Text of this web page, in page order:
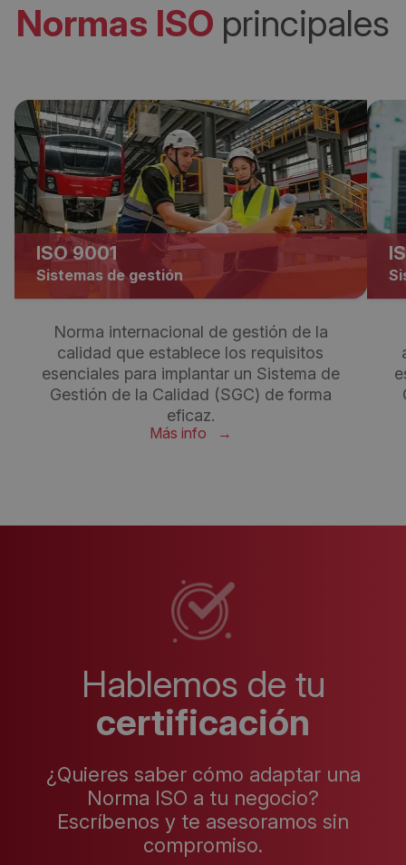
Normas ISO principales
ISO 9001
Sistemas de gestión
Norma internacional de gestión de la
calidad que establece los requisitos
esenciales para implantar un Sistema de
Gestión de la Calidad (SGC) de forma
eficaz.
Más info
Hablemos de tu
certificación
¿Quieres saber cómo adaptar una
Norma ISO a tu negocio?
Escríbenos y te asesoramos sin
compromiso.